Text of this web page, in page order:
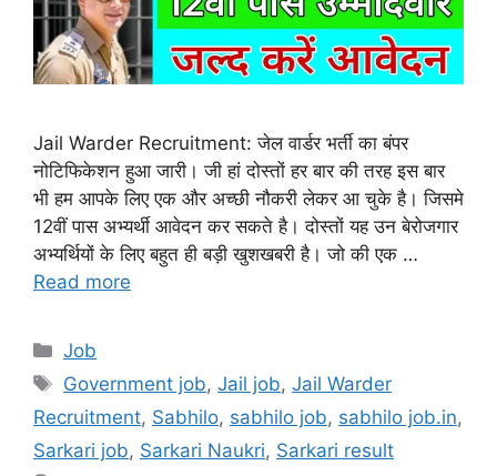
Jail Warder Recruitment: जेल वार्डर भर्ती का बंपर
नोटिफिकेशन हुआ जारी। जी हां दोस्तों हर बार की तरह इस बार
भी हम आपके लिए एक और अच्छी नौकरी लेकर आ चुके है। जिसमे
12वीं पास अभ्यर्थी आवेदन कर सकते है। दोस्तों यह उन बेरोजगार
अभ्यर्थियों के लिए बहुत ही बड़ी खुशखबरी है। जो की एक …
Read more
Categories
Job
Tags
Government job,Jail job,Jail Warder
Recruitment, Sabhilo, sabhilo job, sabhilo job.in,
Sarkari job, Sarkari Naukri, Sarkari result